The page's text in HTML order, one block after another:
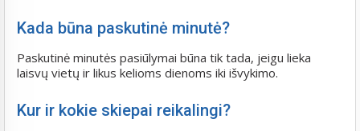
Kada būna paskutinė minutė?
Paskutinė minutės pasiūlymai būna tik tada, jeigu lieka
laisvų vietų ir likus kelioms dienoms iki išvykimo.
Kur ir kokie skiepai reikalingi?